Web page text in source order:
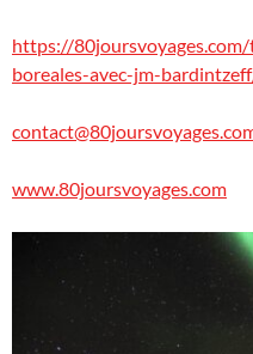
https://
boreales-avec-jm-
www.80joursvoyages.com